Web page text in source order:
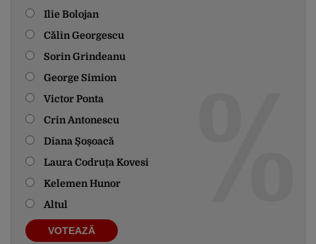
Ilie Bolojan
Călin Georgescu
Sorin Grindeanu
George Simion
Victor Ponta
Crin Antonescu
Diana Șoșoacă
Laura Codruța Kovesi
Kelemen Hunor
Altul